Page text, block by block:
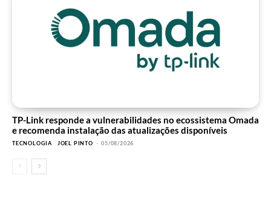
TP-Link responde a vulnerabilidades no ecossistema Omada
e recomenda instalação das atualizações disponíveis
TECNOLOGIA JOEL PINTO - 05/08/2026